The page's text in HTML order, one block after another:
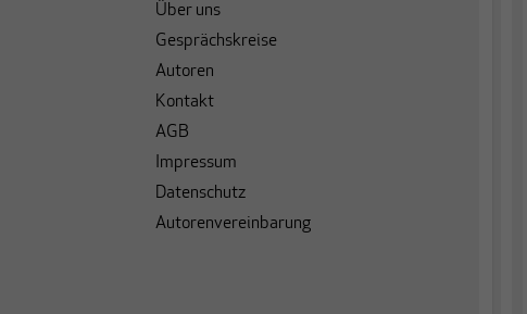
Über uns
Gesprächskreise
Autoren
Kontakt
AGB
Impressum
Datenschutz
Autorenvereinbarung